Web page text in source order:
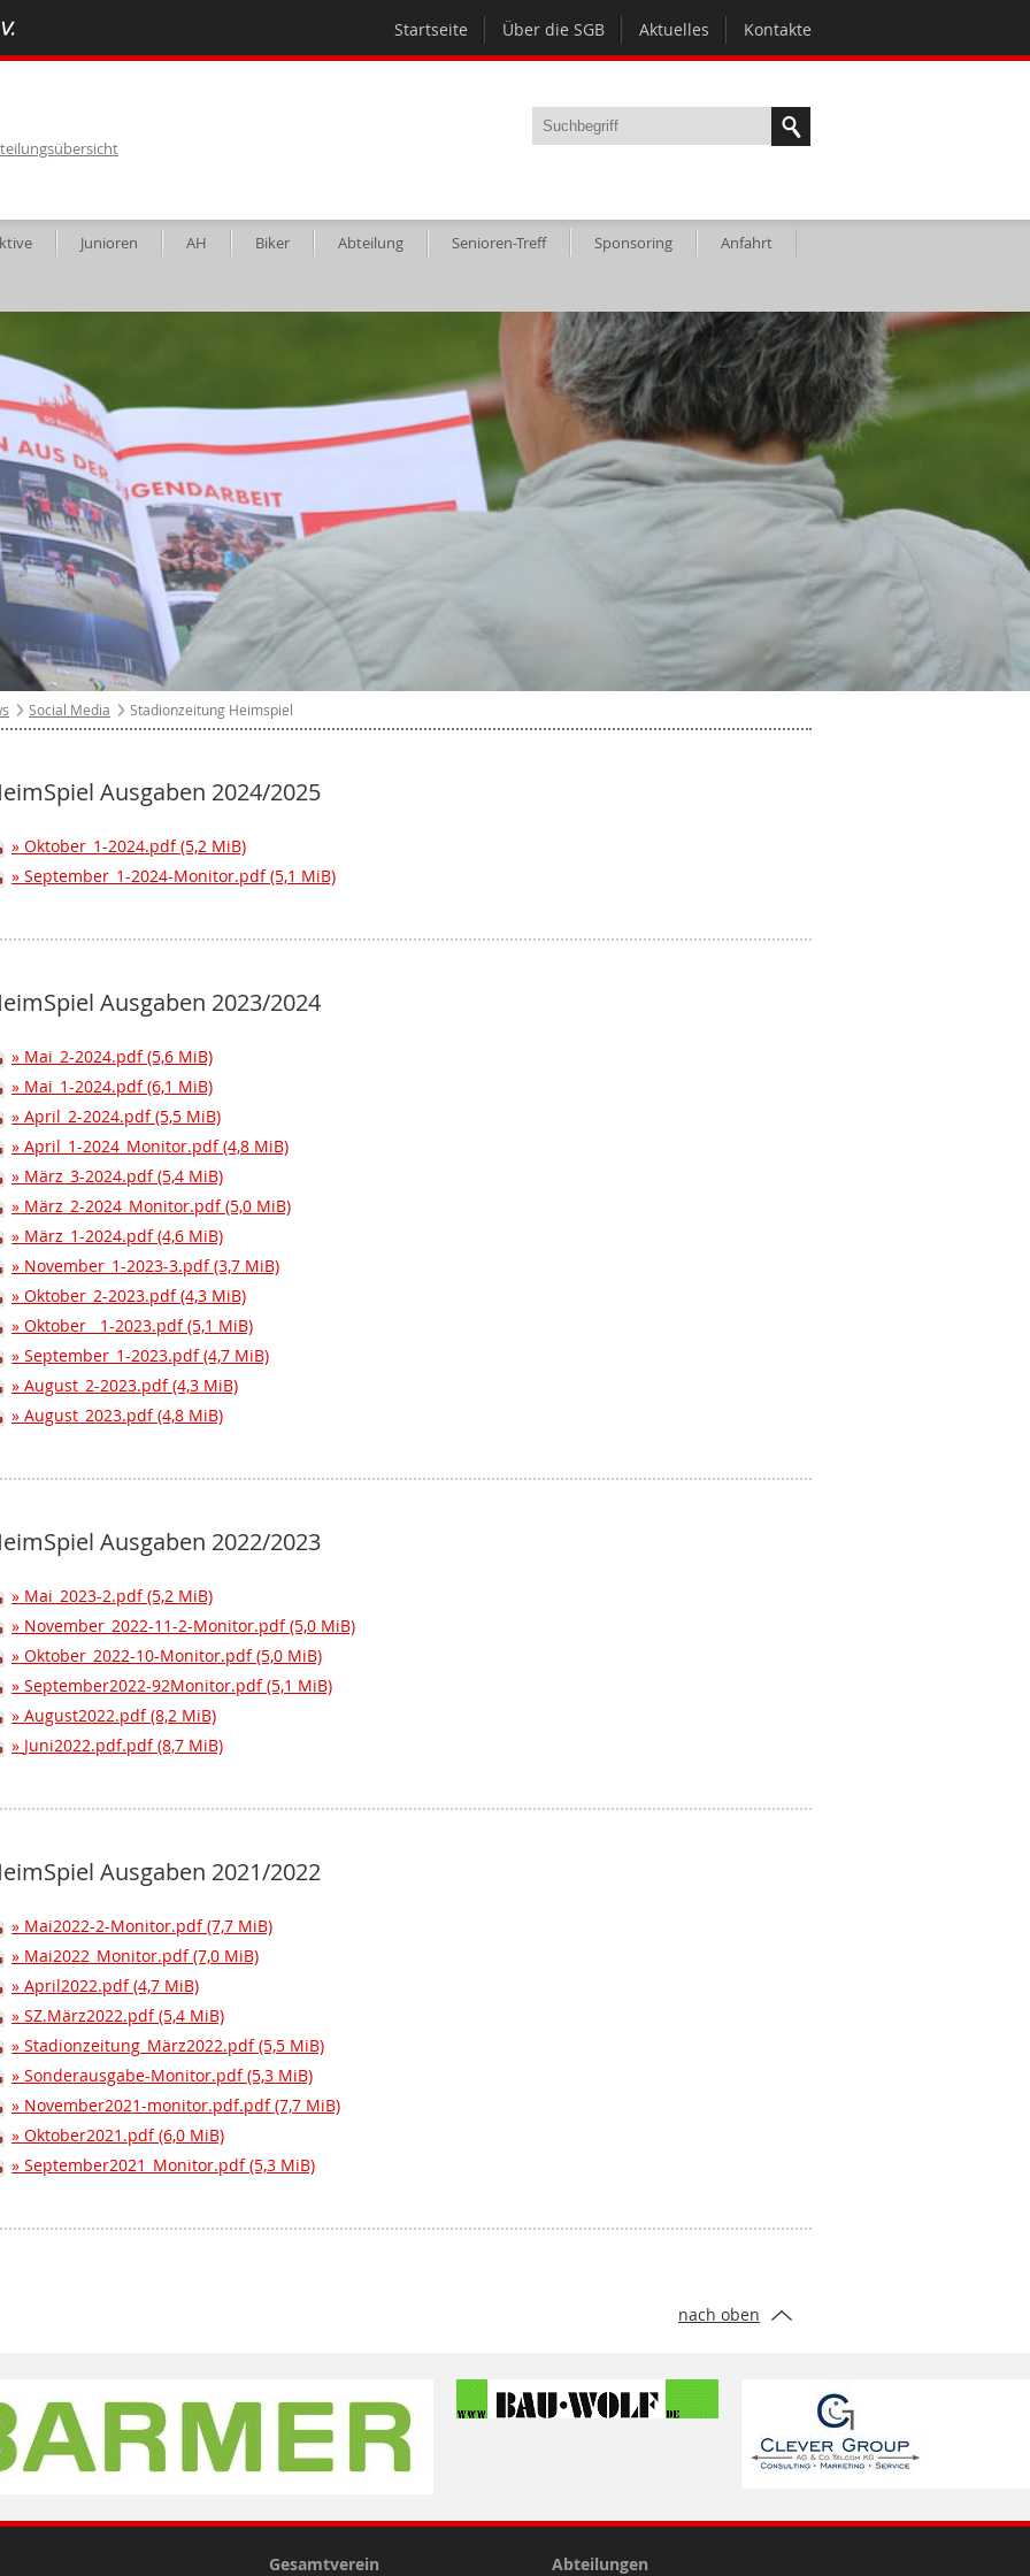
Kontakte
Aktuelles
Über die SGB
Startseite
Junioren AH Biker Abteilung Senioren-Treff Sponsoring Anfahrt
Social Media Stadionzeitung Heimspiel
Ausgaben 2024/2025
Oktober_1-2024.pdf(5,2 MiB)
September_1-2024-Monitor.pdf(5,1 MiB)
Ausgaben 2023/2024
Mai_2-2024.pdf(5,6 MiB)
Mai_1-2024.pdf(6,1 MiB)
April_2-2024.pdf(5,5 MiB)
April_1-2024_Monitor.pdf(4,8 MiB)
März_3-2024.pdf(5,4 MiB)
März_2-2024_Monitor.pdf(5,0 MiB)
März_1-2024.pdf(4,6 MiB)
November_1-2023-3.pdf(3,7 MiB)
Oktober_2-2023.pdf(4,3 MiB)
Oktober__1-2023.pdf(5,1 MiB)
September_1-2023.pdf(4,7 MiB)
August_2-2023.pdf(4,3 MiB)
August_2023.pdf(4,8 MiB)
Ausgaben 2022/2023
Mai_2023-2.pdf(5,2 MiB)
November_2022-11-2-Monitor.pdf(5,0 MiB)
Oktober_2022-10-Monitor.pdf(5,0 MiB)
September2022-92Monitor.pdf(5,1 MiB)
August2022.pdf(8,2 MiB)
Juni2022.pdf.pdf(8,7 MiB)
Ausgaben 2021/2022
Mai2022-2-Monitor.pdf(7,7 MiB)
Mai2022_Monitor.pdf(7,0 MiB)
April2022.pdf(4,7 MiB)
SZ.März2022.pdf(5,4 MiB)
Stadionzeitung_März2022.pdf(5,5 MiB)
Sonderausgabe-Monitor.pdf(5,3 MiB)
November2021-monitor.pdf.pdf(7,7 MiB)
Oktober2021.pdf(6,0 MiB)
September2021_Monitor.pdf(5,3 MiB)
nach oben
Gesamtverein Abteilungen